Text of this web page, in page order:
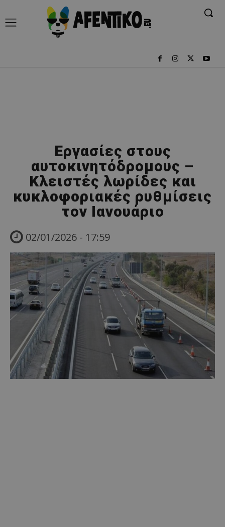
Εργασίες στους
αυτοκινητόδρομους –
Κλειστές λωρίδες και
κυκλοφοριακές ρυθμίσεις
τον Ιανουάριο
02/01/2026 - 17:59